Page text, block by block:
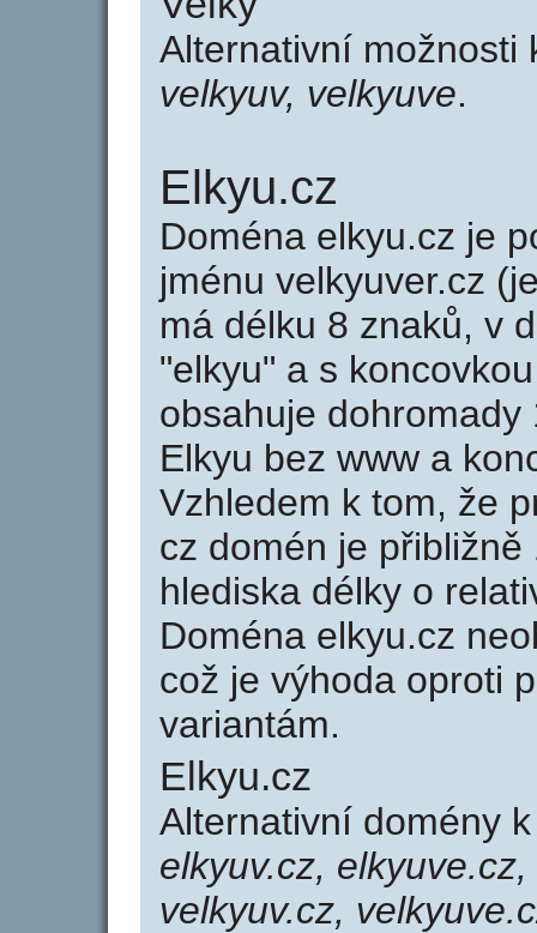
Alternativní možnosti
velkyuv, velkyuve.
Elkyu.cz
Doména elkyu.cz je
jménu velkyuver.cz
má délku 8 znaků, v
"elkyu" a s
obsahuje
Elkyu bez www a
Vzhledem k tom, že
cz domén je
hlediska délky o
Doména elkyu.cz
což je výhoda oproti
variantám.
Elkyu.cz
Alternativní domény
elkyuv.cz,
velkyuv.cz,